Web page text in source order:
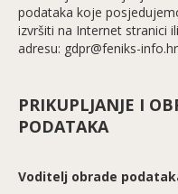
podataka koje
izvršiti na Internet stranici
adresu: gdpr@feniks-info.hr
PRIKUPLJANJE I
PODATAKA
Voditelj obrade